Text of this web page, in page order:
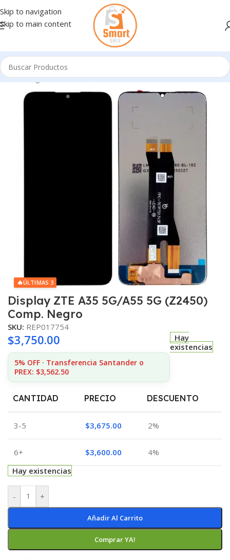
Skip to navigation
Skip to main content
Inicio/Ingresando
🔥ÚLTIMAS 3
Display ZTE A35 5G/A55 5G (Z2450)
Comp. Negro
SKU: REP017754
$3,750.00
5% OFF · Transferencia Santander o
PREX: $3,562.50
Hay
existencias
CANTIDAD PRECIO DESCUENTO
3-5 $3,675.00 2%
6+ $3,600.00
4%
Hay existencias
- +
Añadir Al Carrito
Comprar YA!